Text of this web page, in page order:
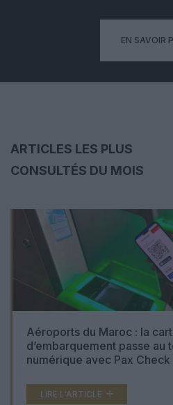
EN SAVOIR
ARTICLES LES PLUS
CONSULTÉS DU MOIS
Aéroports du Maroc : la
d’embarquement passe au
numérique avec Pax Check
LIRE L'ARTICLE